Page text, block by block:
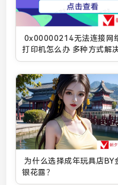
0x00000214无法连接网
打印机怎么办 多种方式解
为什么选择成年玩具店BY
银花露？